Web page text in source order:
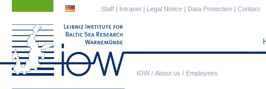
IOW/ About us / Employees
Staff | Intranet | Legal Notice | Data Protection | Contact